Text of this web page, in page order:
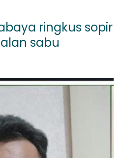
ringkus sopir
sabu